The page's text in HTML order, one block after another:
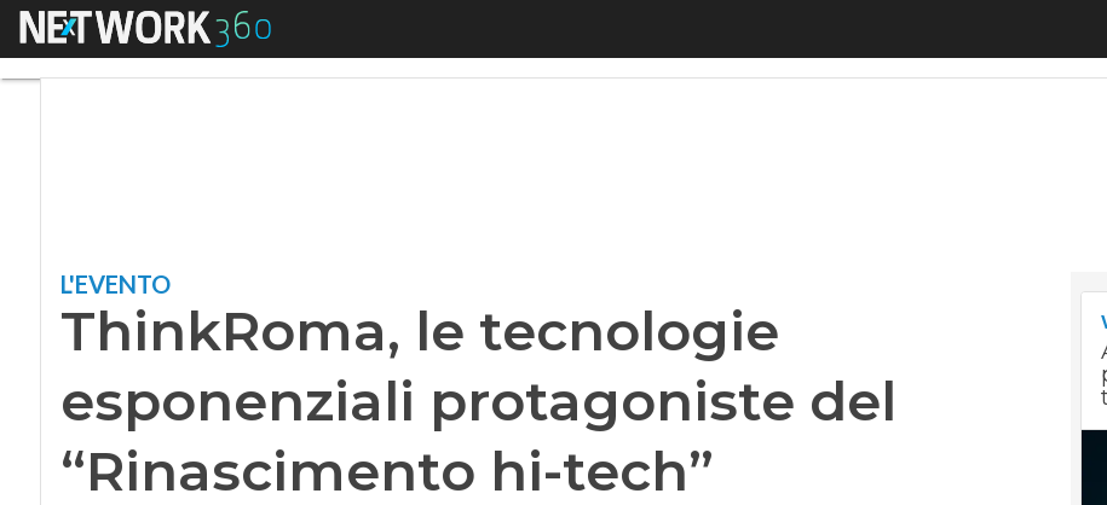
Menu ThinkRoma, le tecnologie esponenziali protagoniste del
L'EVENTO
ThinkRoma, le tecnologie
esponenziali protagoniste del
“Rinascimento hi-tech”